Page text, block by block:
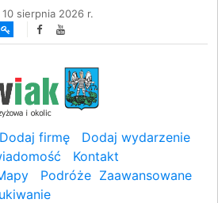
10 sierpnia 2026 r.
Dodaj firmę
Dodaj wydarzenie
Kontakt
Podróże Zaawansowane